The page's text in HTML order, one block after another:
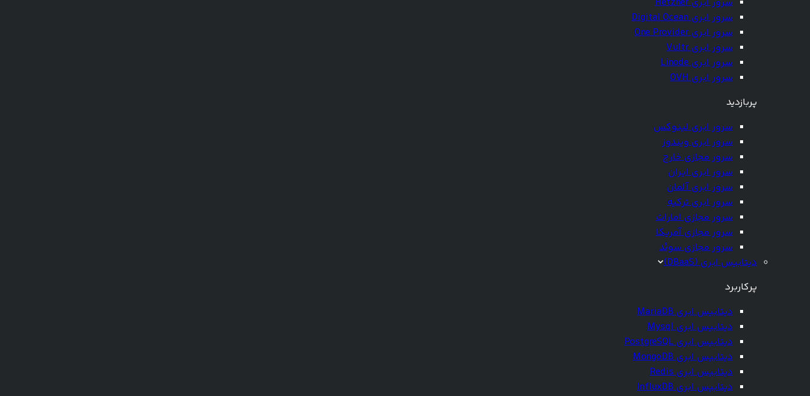
سرور ابری Digital Ocean
سرور ابری One Provider
سرور ابری Vultr
سرور ابری Linode
سرور ابری OVH
پربازدید
سرور ابری لینوکس
سرور ابری ویندوز
سرور مجازی خارج
سرور ابری ایران
سرور ابری آلمان
سرور ابری ترکیه
سرور مجازی امارات
سرور مجازی آمریکا
سرور مجازی سوئد
دیتابیس ابری (DBaaS)
پرکاربرد
دیتابیس ابری MariaDB
دیتابیس ابری Mysql
دیتابیس ابری PostgreSQL
دیتابیس ابری MongoDB
دیتابیس ابری Redis
دیتابیس ابری InfluxDB